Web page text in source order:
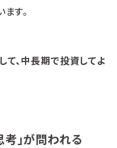
す。
て、中長期で投資してよ
考」が問われる